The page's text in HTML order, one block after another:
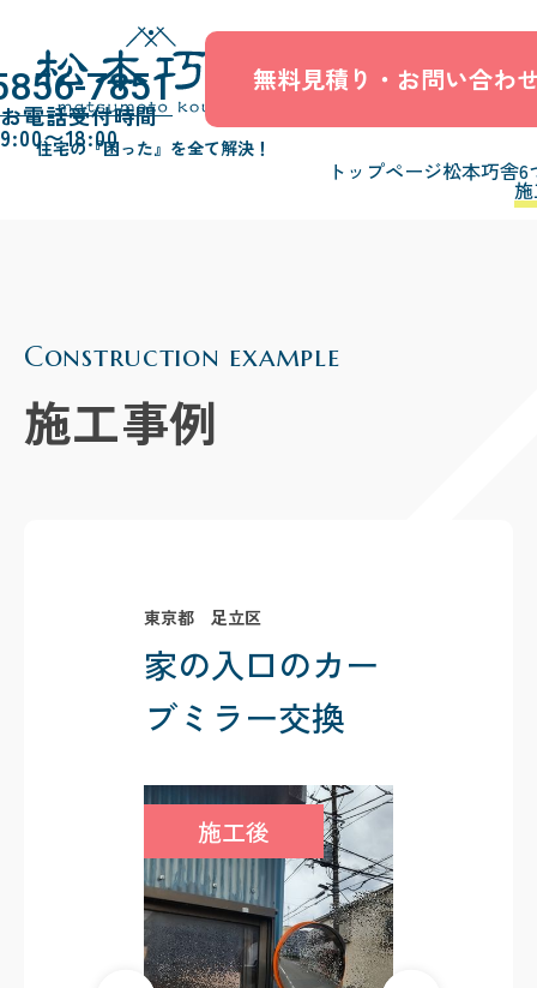
住宅の『困った』を全て解決！
無料見積り・お問い合わ
トップページ松本巧舎6
7851
お電話受付時間
9:00〜18:00
Construction example
施工事例
東京都 足立区
家の入口のカー
ブミラー交換
施工後